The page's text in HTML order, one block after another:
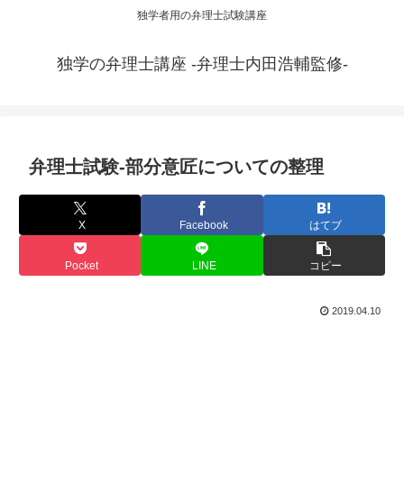
独学者用の弁理士試験講座
独学の弁理士講座 -弁理士内田浩輔監修-
弁理士試験-部分意匠についての整理
X Facebook はてブ
Pocket LINE コピー
2019.04.10